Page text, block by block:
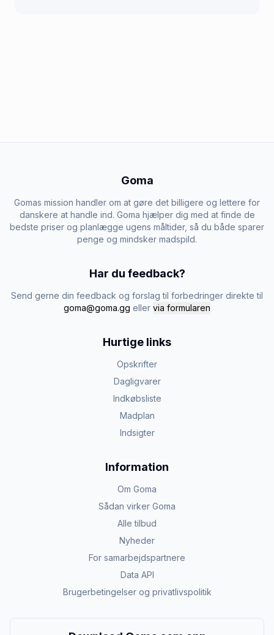
Goma
Gomas mission handler om at gøre det billigere og lettere for
danskere at handle ind. Goma hjælper dig med at finde de
bedste priser og planlægge ugens måltider, så du både sparer
penge og mindsker madspild.
Har du feedback?
Send gerne din feedback og forslag til forbedringer direkte til
goma@goma.gg eller via formularen
Hurtige links
Opskrifter
Dagligvarer
Indkøbsliste
Madplan
Indsigter
Information
Om Goma
Sådan virker Goma
Alle tilbud
Nyheder
For samarbejdspartnere
Data API
Brugerbetingelser og privatlivspolitik